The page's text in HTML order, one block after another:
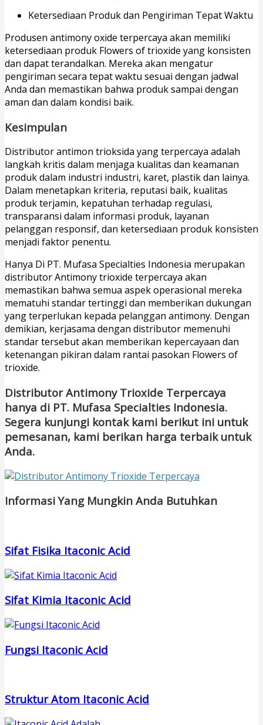
Ketersediaan Produk dan Pengiriman Tepat Waktu
Produsen antimony oxide terpercaya akan memiliki
ketersediaan produk Flowers of trioxide yang konsisten
dan dapat terandalkan. Mereka akan mengatur
pengiriman secara tepat waktu sesuai dengan jadwal
Anda dan memastikan bahwa produk sampai dengan
aman dan dalam kondisi baik.
Kesimpulan
Distributor antimon trioksida yang terpercaya adalah
langkah kritis dalam menjaga kualitas dan keamanan
produk dalam industri industri, karet, plastik dan lainya.
Dalam menetapkan kriteria, reputasi baik, kualitas
produk terjamin, kepatuhan terhadap regulasi,
transparansi dalam informasi produk, layanan
pelanggan responsif, dan ketersediaan produk konsisten
menjadi faktor penentu.
Hanya Di PT. Mufasa Specialties Indonesia merupakan
distributor Antimony trioxide terpercaya akan
memastikan bahwa semua aspek operasional mereka
mematuhi standar tertinggi dan memberikan dukungan
yang terperlukan kepada pelanggan antimony. Dengan
demikian, kerjasama dengan distributor memenuhi
standar tersebut akan memberikan kepercayaan dan
ketenangan pikiran dalam rantai pasokan Flowers of
trioxide.
Distributor Antimony Trioxide Terpercaya
hanya di PT. Mufasa Specialties Indonesia.
Segera kunjungi kontak kami berikut ini untuk
pemesanan, kami berikan harga terbaik untuk
Anda.
Informasi Yang Mungkin Anda Butuhkan
Sifat Fisika Itaconic Acid
Sifat Kimia Itaconic Acid
Fungsi Itaconic Acid
Struktur Atom Itaconic Acid